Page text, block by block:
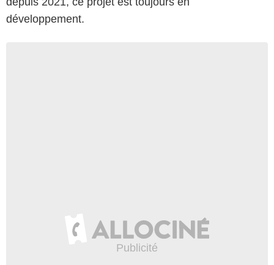
développement.